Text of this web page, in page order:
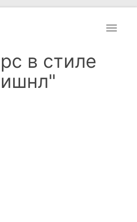
Toggle
в стиле